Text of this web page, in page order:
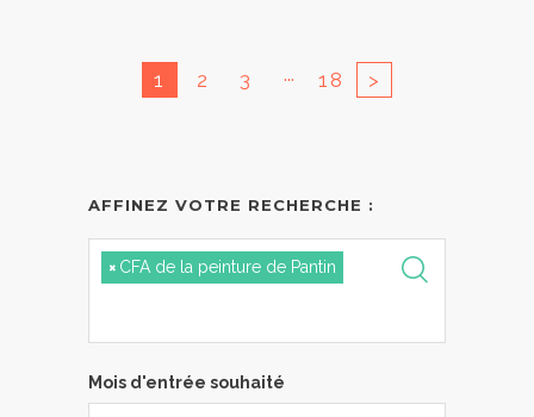
1 2 3 ... 18 >
AFFINEZ VOTRE RECHERCHE :
× CFA de la peinture de Pantin
Mois d'entrée souhaité